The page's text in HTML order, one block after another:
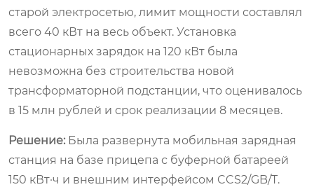
старой электросетью, лимит мощности составлял
всего 40 кВт на весь объект. Установка
стационарных зарядок на 120 кВт была
невозможна без строительства новой
трансформаторной подстанции, что оценивалось
в 15 млн рублей и срок реализации 8 месяцев.
Решение: Была развернута мобильная зарядная
станция на базе прицепа с буферной батареей
150 кВт·ч и внешним интерфейсом CCS2/GB/T.